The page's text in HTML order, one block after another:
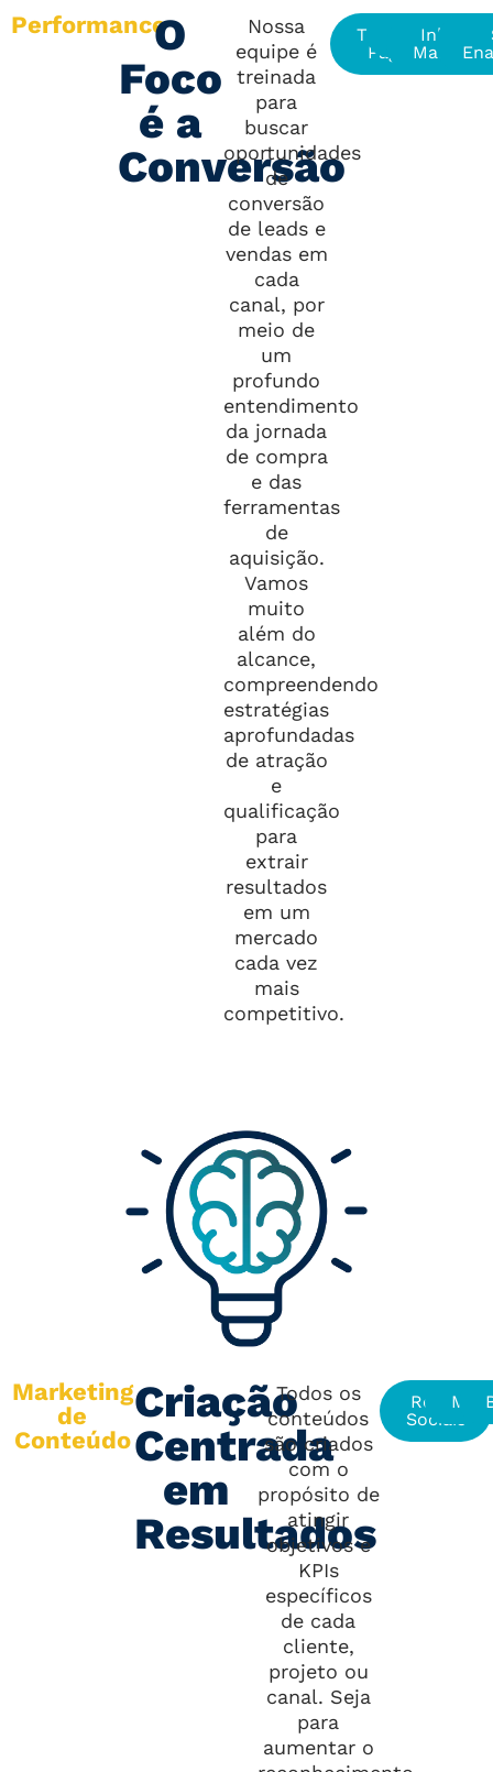
PerformanceO
Foco
é a
Conversão
Nossa
equipe é
treinada
para
buscar
oportunidades
de
conversão
de leads e
vendas em
cada
canal, por
meio de
um
profundo
entendimento
da jornada
de compra
e das
ferramentas
de
aquisição.
Vamos
muito
além do
alcance,
compreendendo
estratégias
aprofundadas
de atração
e
qualificação
para
extrair
resultados
em um
mercado
cada vez
mais
competitivo.
Tráfego
Pago
SEOInbound
Marketing
de
Conteúdo
Criação
Centrada
em
Resultados
Todos os
conteúdos
são criados
com o
propósito de
atingir
objetivos e
KPIs
específicos
de cada
cliente,
projeto ou
canal. Seja
para
aumentar o
Redes
Sociais